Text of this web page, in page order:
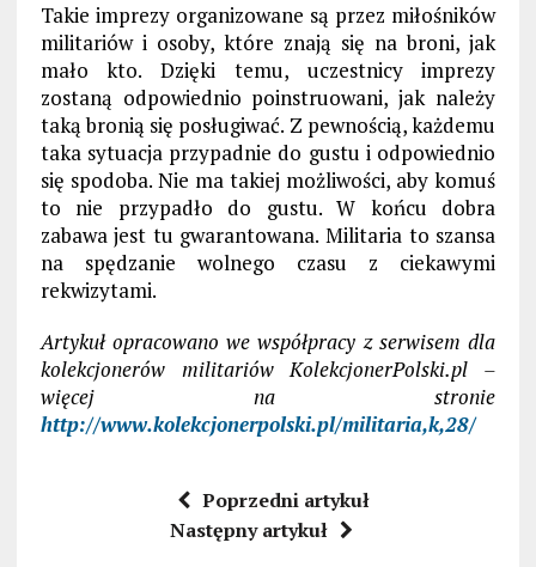
Takie imprezy organizowane są przez miłośników
militariów i osoby, które znają się na broni, jak
mało kto. Dzięki temu, uczestnicy imprezy
zostaną odpowiednio poinstruowani, jak należy
taką bronią się posługiwać. Z pewnością, każdemu
taka sytuacja przypadnie do gustu i odpowiednio
się spodoba. Nie ma takiej możliwości, aby komuś
to nie przypadło do gustu. W końcu dobra
zabawa jest tu gwarantowana. Militaria to szansa
na spędzanie wolnego czasu z ciekawymi
rekwizytami.
Artykuł opracowano we współpracy z serwisem dla
kolekcjonerów militariów KolekcjonerPolski.pl –
więcej na stronie
http://www.kolekcjonerpolski.pl/militaria,k,28/
Poprzedni artykuł
Następny artykuł